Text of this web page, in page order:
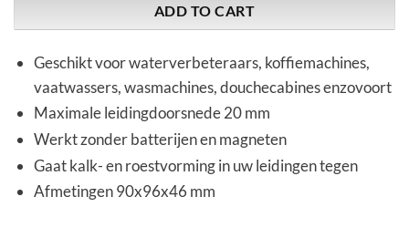
ADD TO CART
Geschikt voor waterverbeteraars, koffiemachines,
vaatwassers, wasmachines, douchecabines enzovoort
Maximale leidingdoorsnede 20 mm
Werkt zonder batterijen en magneten
Gaat kalk- en roestvorming in uw leidingen tegen
Afmetingen 90x96x46 mm